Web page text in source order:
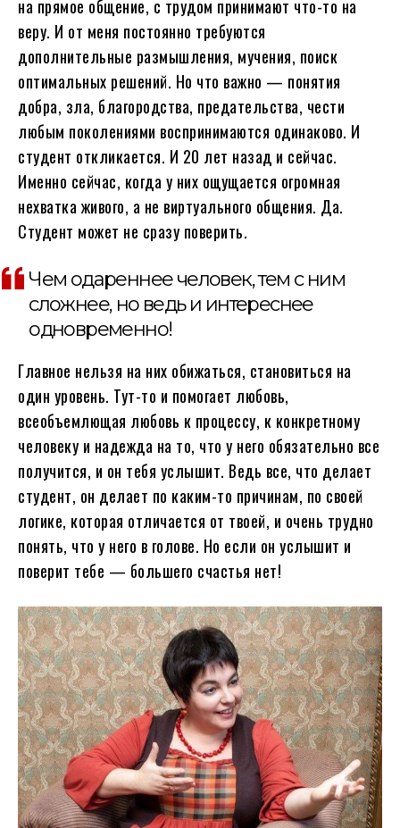
на прямое общение, с трудом принимают что-то на
веру. И от меня постоянно требуются
дополнительные размышления, мучения, поиск
оптимальных решений. Но что важно — понятия
добра, зла, благородства, предательства, чести
любым поколениями воспринимаются одинаково. И
студент откликается. И 20 лет назад и сейчас.
Именно сейчас, когда у них ощущается огромная
нехватка живого, а не виртуального общения. Да.
Студент может не сразу поверить.
Чем одареннее человек, тем с ним
сложнее, но ведь и интереснее
одновременно!
Главное нельзя на них обижаться, становиться на
один уровень. Тут-то и помогает любовь,
всеобъемлющая любовь к процессу, к конкретному
человеку и надежда на то, что у него обязательно все
получится, и он тебя услышит. Ведь все, что делает
студент, он делает по каким-то причинам, по своей
логике, которая отличается от твоей, и очень трудно
понять, что у него в голове. Но если он услышит и
поверит тебе — большего счастья нет!